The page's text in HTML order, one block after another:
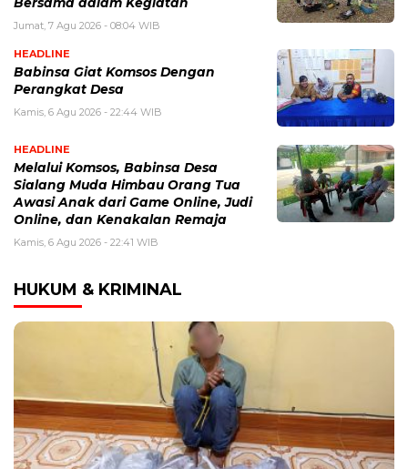
Jumat, 7 Agu 2026 - 08:04 WIB
HEADLINE
Babinsa Giat Komsos Dengan
Perangkat Desa
Kamis, 6 Agu 2026 - 22:44 WIB
HEADLINE
Melalui Komsos, Babinsa Desa
Sialang Muda Himbau Orang Tua
Awasi Anak dari Game Online, Judi
Online, dan Kenakalan Remaja
Kamis, 6 Agu 2026 - 22:41 WIB
HUKUM & KRIMINAL